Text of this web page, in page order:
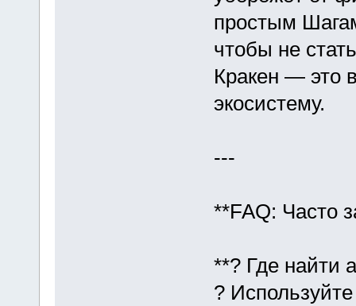
простым
чтобы не
Кракен — это
экосистему.
---
**FAQ: Часто
**? Где найти
?